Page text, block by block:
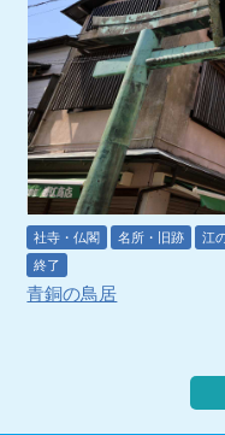
社寺・仏閣 名所・旧跡
江
終了
青銅の鳥居